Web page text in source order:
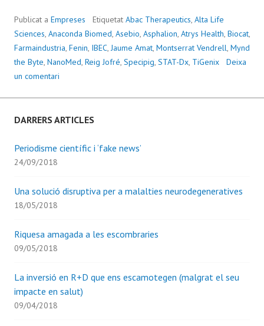
Publicat a Empreses Etiquetat Abac Therapeutics, Alta Life
Sciences, Anaconda Biomed, Asebio, Asphalion, Atrys Health, Biocat,
Farmaindustria, Fenin, IBEC,Jaume Amat, Montserrat Vendrell, Mynd
the Byte, NanoMed, Reig Jofré, Specipig, STAT-Dx, TiGenix
Deixa
un comentari
DARRERS ARTICLES
Periodisme científic i ‘fake news’
24/09/2018
Una solució disruptiva per a malalties neurodegeneratives
18/05/2018
Riquesa amagada a les escombraries
09/05/2018
La inversió en R+D que ens escamotegen (malgrat el seu
impacte en salut)
09/04/2018